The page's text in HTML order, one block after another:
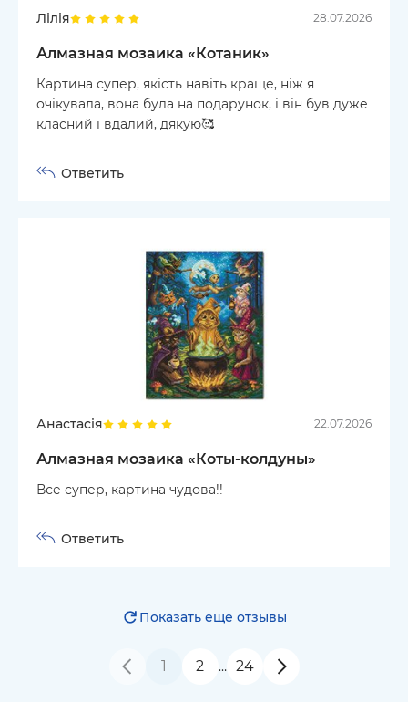
Лілія 28.07.2026
Алмазная мозаика «Котаник»
Картина супер, якість навіть краще, ніж я
очікувала, вона була на подарунок, і він був дуже
класний і вдалий, дякую🥰
Ответить
Анастасія 22.07.2026
Алмазная мозаика «Коты-колдуны»
Все супер, картина чудова!!
Ответить
Показать еще отзывы
1 2 … 24